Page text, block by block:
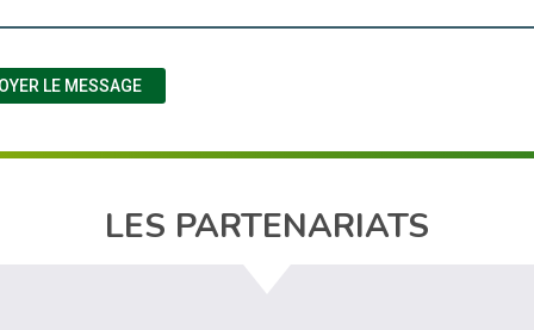
LE MESSAGE
LES PARTENARIATS